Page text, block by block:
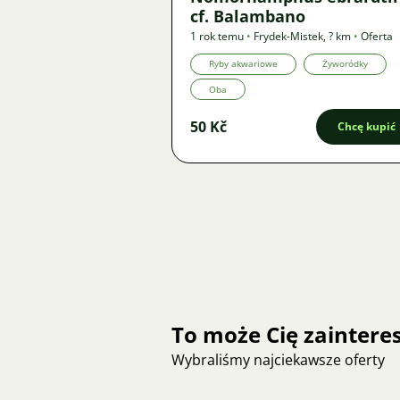
cf. Balambano
1 rok temu • Frydek-Mistek,? km • Oferta
Ryby akwariowe Żyworódky
Oba
50 Kč Chcę kupić
To może Cię
Wybraliśmy najciekawsze oferty